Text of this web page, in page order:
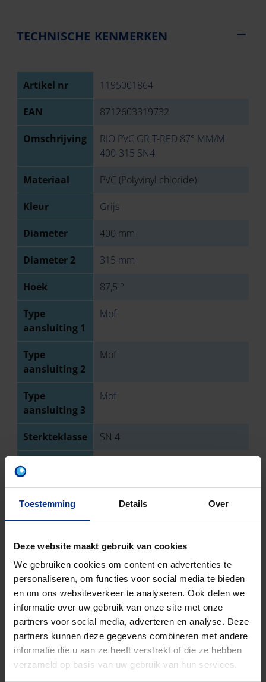
Toestemming Details Over
Deze website maakt gebruik van cookies
We gebruiken cookies om content en advertenties te
personaliseren, om functies voor social media te bieden
en om ons websiteverkeer te analyseren. Ook delen we
informatie over uw gebruik van onze site met onze
partners voor social media, adverteren en analyse. Deze
partners kunnen deze gegevens combineren met andere
informatie die u aan ze heeft verstrekt of die ze hebben
verzameld op basis van uw gebruik van hun services.
TECHNISCHE KENMERKEN
Artikel nr 1195001864
EAN 8712603319732
Omschrijving
RIO PVC GR T-RED 87° MM/M
400-315 SN4
Materiaal PVC (Polyvinyl chloride)
Kleur Grijs
Diameter 400 mm
Diameter 2 315 mm
Hoek 87,5 °
Type
aansluiting 1
Mof
Type
aansluiting 2
Mof
Type
aansluiting 3
Mof
Sterkteklasse SN 4
EN-norm
Keurmerk BENOR
Aantal stuks
Bruto
gewicht
18300
Discount
code
O03
DOWNLOADS